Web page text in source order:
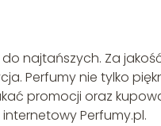
najtańszych. Za
Perfumy nie tylko
promocji oraz
Perfumy.pl.